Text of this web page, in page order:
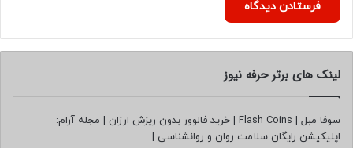
لینک های برتر حرفه نیوز
سوفا مبل |
Flash Coins
| خرید فالوور بدون ریزش ارزان | مجله آرام:
اپلیکیشن رایگان سلامت روان و روانشناسی |